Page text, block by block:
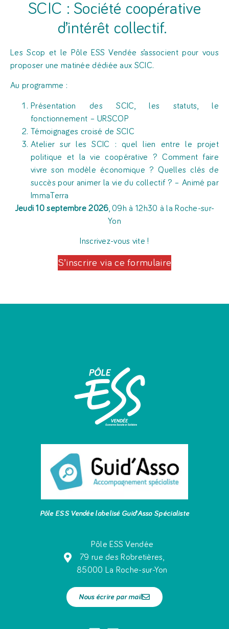
SCIC : Société coopérative
d’intérêt collectif.
Les Scop et le Pôle ESS Vendée s’associent pour vous
proposer une matinée dédiée aux SCIC.
Au programme :
Présentation des SCIC, les statuts, le
fonctionnement – URSCOP
Témoignages croisé de SCIC
Atelier sur les SCIC : quel lien entre le projet
politique et la vie coopérative ? Comment faire
vivre son modèle économique ? Quelles clés de
succès pour animer la vie du collectif ? – Animé par
ImmaTerra
Jeudi 10 septembre 2026, 09h à 12h30 à la Roche-sur-
Yon
Inscrivez-vous vite !
S’inscrire via ce formulaire
Pôle ESS Vendée labelisé Guid’Asso Spécialiste
Pôle ESS Vendée
79 rue des Robretières,
85000 La Roche-sur-Yon
Nous écrire par mail